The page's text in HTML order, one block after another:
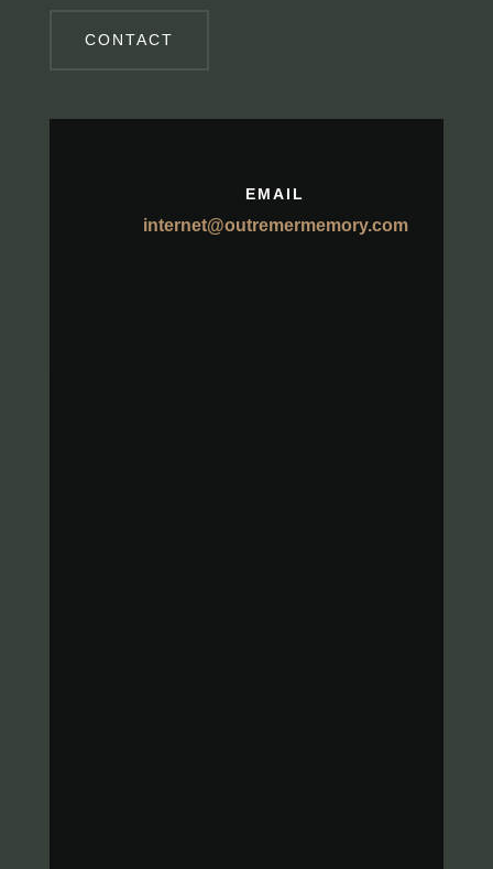
CONTACT
EMAIL
internet@outremermemory.com